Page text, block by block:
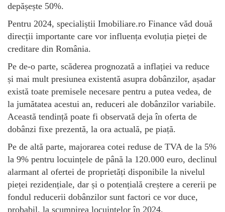
depășește 50%.
Pentru 2024, specialiștii Imobiliare.ro Finance văd două
direcții importante care vor influența evoluția pieței de
creditare din România.
Pe de-o parte, scăderea prognozată a inflației va reduce
și mai mult presiunea existentă asupra dobânzilor, așadar
există toate premisele necesare pentru a putea vedea, de
la jumătatea acestui an, reduceri ale dobânzilor variabile.
Această tendință poate fi observată deja în oferta de
dobânzi fixe prezentă, la ora actuală, pe piață.
Pe de altă parte, majorarea cotei reduse de TVA de la 5%
la 9% pentru locuințele de până la 120.000 euro, declinul
alarmant al ofertei de proprietăți disponibile la nivelul
pieței rezidențiale, dar și o potențială creștere a cererii pe
fondul reducerii dobânzilor sunt factori ce vor duce,
probabil, la scumpirea locuințelor în 2024.